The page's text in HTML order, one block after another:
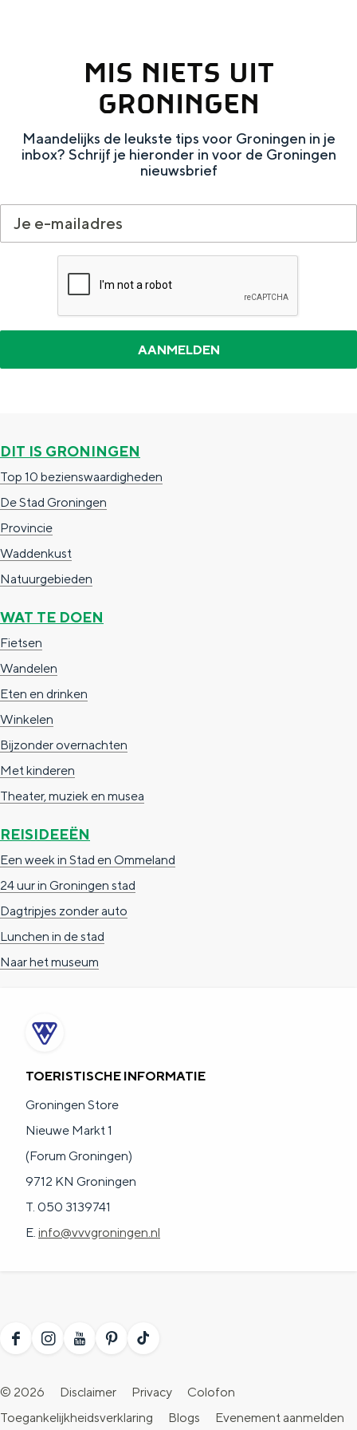
n
MIS NIETS UIT
GRONINGEN
Maandelijks de leukste tips voor Groningen in je
inbox? Schrijf je hieronder in voor de Groningen
nieuwsbrief
DIT IS GRONINGEN
Top 10 bezienswaardigheden
De Stad Groningen
Provincie
Waddenkust
Natuurgebieden
WAT TE DOEN
Fietsen
Wandelen
Eten en drinken
Winkelen
Bijzonder overnachten
Met kinderen
Theater, muziek en musea
REISIDEEËN
Een week in Stad en Ommeland
24 uur in Groningen stad
Dagtripjes zonder auto
Lunchen in de stad
Naar het museum
TOERISTISCHE INFORMATIE
Groningen Store
Nieuwe Markt 1
(Forum Groningen)
9712 KN Groningen
T. 050 3139741
E. info@vvvgroningen.nl
F
c
e
I
t
Y
u
T
n
t
T
k
T
© 2026 Disclaimer Privacy
Colofon
Toegankelijkheidsverklaring
Blogs Evenement aanmelden